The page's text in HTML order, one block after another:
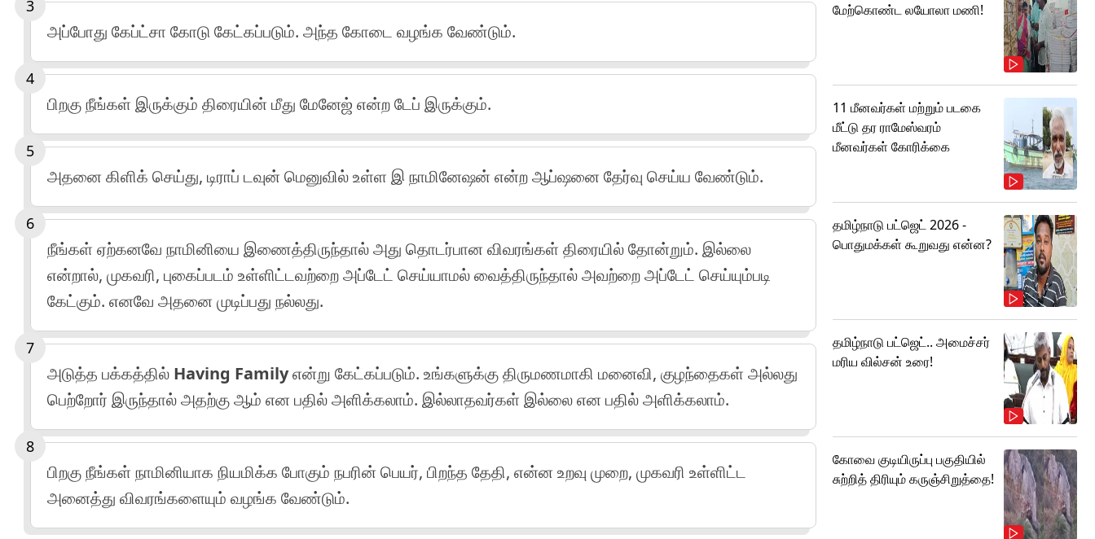
அப்போது கேப்ட்சா கோடு கேட்கப்படும். அந்த கோடை வழங்க வேண்டும்.
பிறகு நீங்கள் இருக்கும் திரையின் மீது மேனேஜ் என்ற டேப் இருக்கும்.
அதனை கிளிக் செய்து, டிராப் டவுன் மெனுவில் உள்ள இ நாமினேஷன் என்ற ஆப்ஷனை தேர்வு செய்ய வேண்டும்.
நீங்கள் ஏற்கனவே நாமினியை இணைத்திருந்தால் அது தொடர்பான விவரங்கள் திரையில் தோன்றும். இல்லை
என்றால், முகவரி, புகைப்படம் உள்ளிட்டவற்றை அப்டேட் செய்யாமல் வைத்திருந்தால் அவற்றை அப்டேட் செய்யும்படி
கேட்கும். எனவே அதனை முடிப்பது நல்லது.
அடுத்த பக்கத்தில் Having Familyஎன்று கேட்கப்படும். உங்களுக்கு திருமணமாகி மனைவி, குழந்தைகள் அல்லது
பெற்றோர் இருந்தால் அதற்கு ஆம் என பதில் அளிக்கலாம். இல்லாதவர்கள் இல்லை என பதில் அளிக்கலாம்.
பிறகு நீங்கள் நாமினியாக நியமிக்க போகும் நபரின் பெயர், பிறந்த தேதி, என்ன உறவு முறை, முகவரி உள்ளிட்ட
அனைத்து விவரங்களையும் வழங்க வேண்டும்.
மேற்கொண்ட லயோலா மணி!
11 மீனவர்கள் மற்றும் படகை
மீட்டு தர ராமேஸ்வரம்
மீனவர்கள் கோரிக்கை
தமிழ்நாடு பட்ஜெட் 2026 -
பொதுமக்கள் கூறுவது என்ன?
தமிழ்நாடு பட்ஜெட்.. அமைச்சர்
மரிய வில்சன் உரை!
கோவை குடியிருப்பு பகுதியில்
சுற்றித் திரியும் கருஞ்சிறுத்தை!